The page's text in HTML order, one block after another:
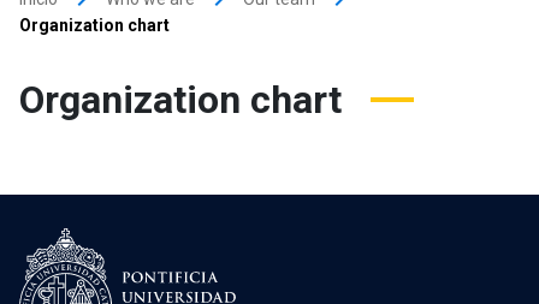
Organization chart
Organization chart